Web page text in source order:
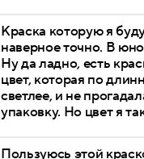
Краска которую я
наверное точно. В
Ну да ладно, есть
цвет, которая по
светлее, и не
упаковку. Но цвет я
Пользуюсь этой